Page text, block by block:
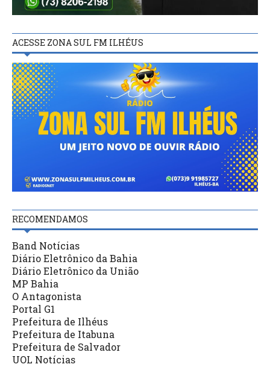
ACESSE ZONA SUL FM ILHÉUS
RECOMENDAMOS
Band Notícias
Diário Eletrônico da Bahia
Diário Eletrônico da União
MP Bahia
O Antagonista
Portal G1
Prefeitura de Ilhéus
Prefeitura de Itabuna
Prefeitura de Salvador
UOL Notícias